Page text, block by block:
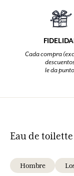
Cada compra
le da
Eau de toilette
Hombre